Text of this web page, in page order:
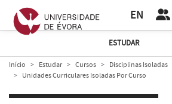
EN
ESTUDAR
Início Estudar Cursos
Disciplinas Isoladas
Unidades Curriculares Isoladas Por Curso